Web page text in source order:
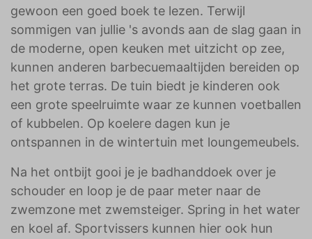
gewoon een goed boek te lezen. Terwijl
sommigen van jullie 's avonds aan de slag gaan in
de moderne, open keuken met uitzicht op zee,
kunnen anderen barbecuemaaltijden bereiden op
het grote terras. De tuin biedt je kinderen ook
een grote speelruimte waar ze kunnen voetballen
of kubbelen. Op koelere dagen kun je
ontspannen in de wintertuin met loungemeubels.
Na het ontbijt gooi je je badhanddoek over je
schouder en loop je de paar meter naar de
zwemzone met zwemsteiger. Spring in het water
en koel af. Sportvissers kunnen hier ook hun